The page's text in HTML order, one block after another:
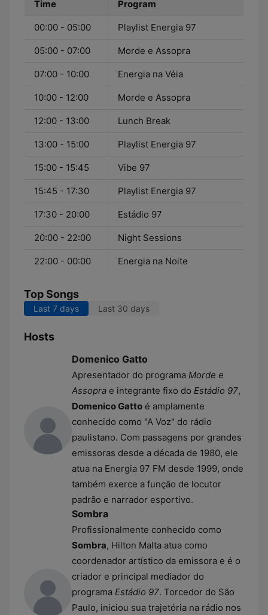
Time Program
00:00 - 05:00 Playlist Energia 97
05:00 - 07:00 Morde e Assopra
07:00 - 10:00 Energia na Véia
10:00 - 12:00 Morde e Assopra
12:00 - 13:00 Lunch Break
13:00 - 15:00 Playlist Energia 97
15:00 - 15:45 Vibe 97
15:45 - 17:30 Playlist Energia 97
17:30 - 20:00 Estádio 97
20:00 - 22:00 Night Sessions
22:00 - 00:00 Energia na Noite
Top Songs
Last 7 days Last 30 days
Hosts
Domenico Gatto
Apresentador do programa Morde e
Assopra e integrante fixo do Estádio 97,
Domenico Gatto é amplamente
conhecido como "A Voz" do rádio
paulistano. Com passagens por grandes
emissoras desde a década de 1980, ele
atua na Energia 97 FM desde 1999, onde
também exerce a função de locutor
padrão e narrador esportivo.
Sombra
Profissionalmente conhecido como
Sombra, Hilton Malta atua como
coordenador artístico da emissora e é o
criador e principal mediador do
programa Estádio 97. Torcedor do São
Paulo, iniciou sua trajetória na rádio nos